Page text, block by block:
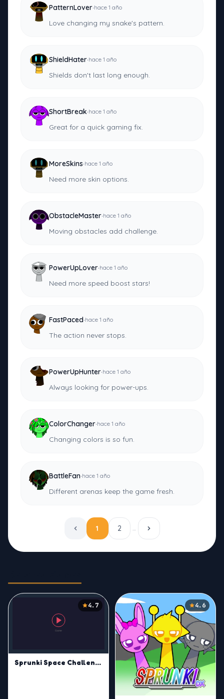
PatternLover·hace 1 año
Love changing my snake's pattern.
ShieldHater·hace 1 año
Shields don't last long enough.
ShortBreak·hace 1 año
Great for a quick gaming fix.
MoreSkins·hace 1 año
Need more skin options.
ObstacleMaster·hace 1 año
Moving obstacles add challenge.
PowerUpLover·hace 1 año
Need more speed boost stars!
FastPaced·hace 1 año
The action never stops.
PowerUpHunter·hace 1 año
Always looking for power-ups.
ColorChanger·hace 1 año
Changing colors is so fun.
BattleFan·hace 1 año
Different arenas keep the game fresh.
1 2 …
4.7
Sprunki Space Challenge
4.6